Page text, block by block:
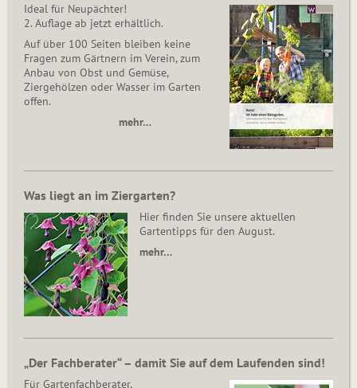
Ideal für Neupächter!
2. Auflage ab jetzt erhältlich.
Auf über 100 Seiten bleiben keine
Fragen zum Gärtnern im Verein, zum
Anbau von Obst und Gemüse,
Ziergehölzen oder Wasser im Garten
offen.
mehr…
Was liegt an im Ziergarten?
Hier finden Sie unsere aktuellen
Gartentipps für den August.
mehr…
„Der Fachberater“ – damit Sie auf dem Laufenden sind!
Für Gartenfachberater,